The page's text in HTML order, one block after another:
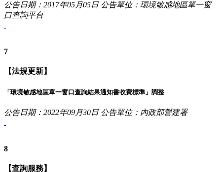
公告日期：2017年05月05日 公告單位：環境敏感地區單一窗
口查詢平台
7
【法規更新】
「環境敏感地區單一窗口查詢結果通知書收費標準」調整
公告日期：2022年09月30日 公告單位：內政部營建署
8
【查詢服務】